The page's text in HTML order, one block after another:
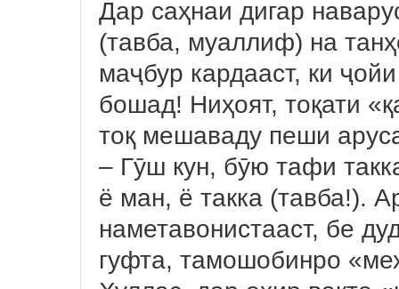
Дар саҳнаи дигар
(тавба, муаллиф) на
маҷбур кардааст, ки
бошад! Ниҳоят, тоқати
тоқ мешаваду пеши
– Гӯш кун, бӯю тафи
ё ман, ё такка (тавба!).
наметавонистааст, бе
гуфта, тамошобинро